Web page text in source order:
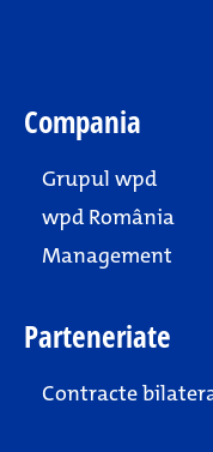
Compania
Grupul wpd
wpd România
Management
Parteneriate
Contracte